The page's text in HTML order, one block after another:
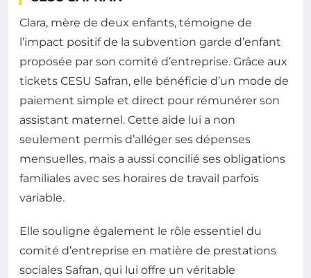
Clara, mère de deux enfants, témoigne de
l’impact positif de la subvention garde d’enfant
proposée par son comité d’entreprise. Grâce aux
tickets CESU Safran, elle bénéficie d’un mode de
paiement simple et direct pour rémunérer son
assistant maternel. Cette aide lui a non
seulement permis d’alléger ses dépenses
mensuelles, mais a aussi concilié ses obligations
familiales avec ses horaires de travail parfois
variable.
Elle souligne également le rôle essentiel du
comité d’entreprise en matière de prestations
sociales Safran, qui lui offre un véritable